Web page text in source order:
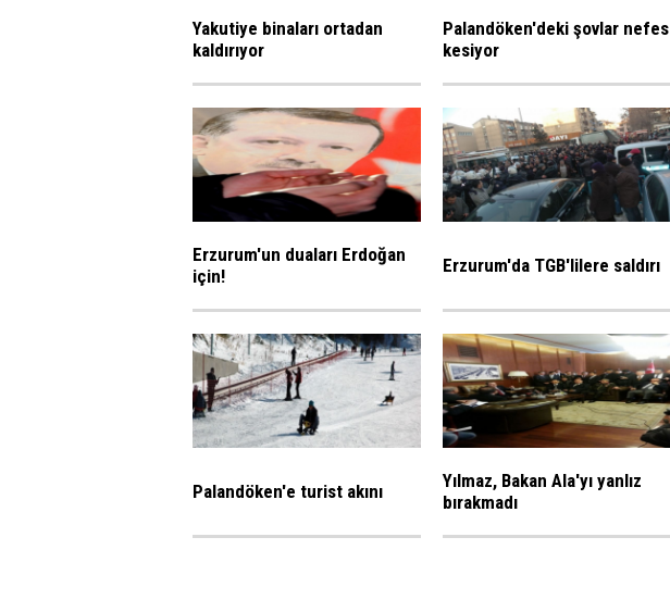
Yakutiye binaları ortadan
kaldırıyor
Palandöken'deki şovlar nefes
kesiyor
Erzurum'un duaları Erdoğan
için!
Erzurum'da TGB'lilere saldırı
Palandöken'e turist akını
Yılmaz, Bakan Ala'yı yanlız
bırakmadı